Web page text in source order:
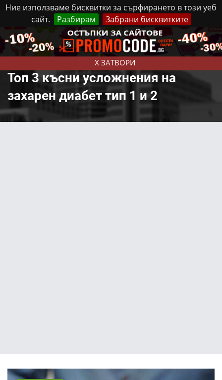
Ние използваме бисквитки за сърфирането в този уеб
сайт.
Разбирам Забрани бисквитките
X ЗАТВОРИ
Неделя, 9 Август, 2026 Реклама Контакти
Топ 3 късни усложнения на
захарен диабет тип 1 и 2